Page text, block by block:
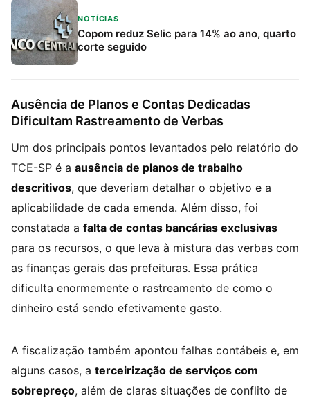
NOTÍCIAS
Copom reduz Selic para 14% ao ano, quarto
corte seguido
Ausência de Planos e Contas Dedicadas
Dificultam Rastreamento de Verbas
Um dos principais pontos levantados pelo relatório do
TCE-SP é a ausência de planos de trabalho
descritivos, que deveriam detalhar o objetivo e a
aplicabilidade de cada emenda. Além disso, foi
constatada a falta de contas bancárias exclusivas
para os recursos, o que leva à mistura das verbas com
as finanças gerais das prefeituras. Essa prática
dificulta enormemente o rastreamento de como o
dinheiro está sendo efetivamente gasto.
A fiscalização também apontou falhas contábeis e, em
alguns casos, a terceirização de serviços com
sobrepreço, além de claras situações de conflito de